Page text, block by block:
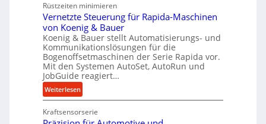
g
e
K
u
g
e
l
g
e
r
t
U
m
s
a
t
z
u
e
h
r
A
r
b
e
i
t
Rüstzeiten minimieren
Vernetzte Steuerung für Rapida-Maschinen
von Koenig & Bauer
Koenig & Bauer stellt Automatisierungs- und
Kommunikationslösungen für die
Bogenoffsetmaschinen der Serie Rapida vor.
Mit den Systemen AutoSet, AutoRun und
JobGuide reagiert…
Weiterlesen:
V
e
Kraftsensorserie